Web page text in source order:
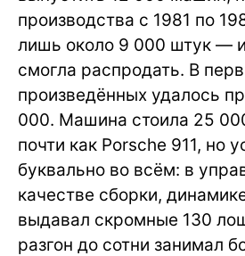
производства с 1981 по
лишь около 9 000 штук —
смогла распродать. В
произведённых удалось
000. Машина стоила 25
почти как Porsche 911, но
буквально во всём: в
качестве сборки,
выдавал скромные 130
разгон до сотни занимал